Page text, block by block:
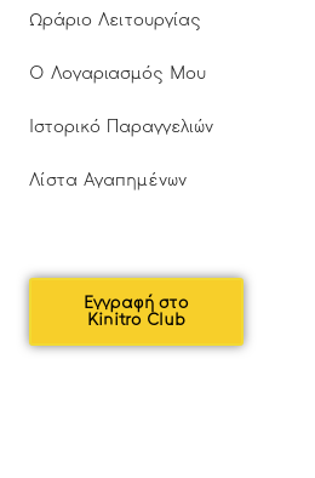
Ωράριο Λειτουργίας
Ο Λογαριασμός Μου
Ιστορικό Παραγγελιών
Λίστα Αγαπημένων
Εγγραφή στο
Kinitro Club